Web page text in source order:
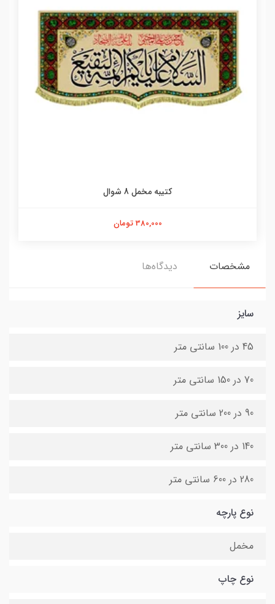
کتیبه مخمل 8 شوال
380,000 تومان
مشخصات دیدگاه‌ها
سایز
45 در 100 سانتی متر
70 در 150 سانتی متر
90 در 200 سانتی متر
140 در 300 سانتی متر
280 در 600 سانتی متر
نوع پارچه
مخمل
نوع چاپ